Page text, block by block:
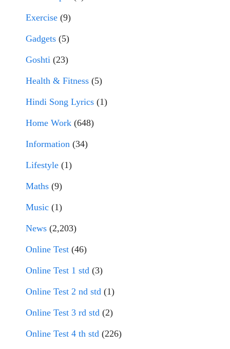
Exercise (9)
Gadgets (5)
Goshti (23)
Health & Fitness (5)
Hindi Song Lyrics (1)
Home Work (648)
Information (34)
Lifestyle (1)
Maths (9)
Music (1)
News (2,203)
Online Test (46)
Online Test 1 std (3)
Online Test 2 nd std (1)
Online Test 3 rd std (2)
Online Test 4 th std (226)